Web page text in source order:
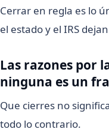
Cerrar en regla es lo
el estado y el IRS
Las razones por
ninguna es un
Que cierres no
todo lo contrario.